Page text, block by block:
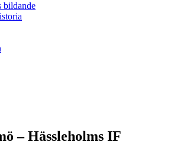
bildande
– Hässleholms IF